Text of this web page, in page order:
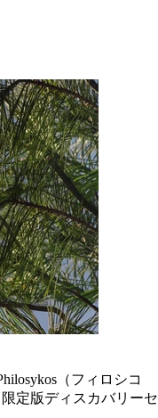
（フィロシコ
定版ディスカバリーセ